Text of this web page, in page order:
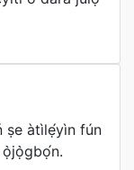
ṣe àtìlẹ́yìn fún